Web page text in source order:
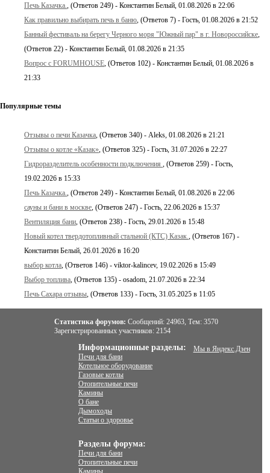
Печь Казачка.
, (Ответов 249) - Константин Белый, 01.08.2026 в 22:06
Как правильно выбирать печь в баню , (Ответов 7) - Гость, 01.08.2026 в 21:52
Банный фестиваль на берегу Черного моря "Южный пар" в г. Новороссийске
(Ответов 22) - Константин Белый, 01.08.2026 в 21:35
Вопрос с FORUMHOUSE , (Ответов 102) - Константин Белый, 01.08.2026 в
21:33
Популярные темы
Отзывы о печи Казачка , (Ответов 340) - Aleks, 01.08.2026 в 21:21
Отзывы о котле «Казак» , (Ответов 325) - Гость, 31.07.2026 в 22:27
Гидроразделитель особенности подключения
, (Ответов 259) - Гость,
19.02.2026 в 15:33
Печь Казачка.
, (Ответов 249) - Константин Белый, 01.08.2026 в 22:06
сауны и бани в москве , (Ответов 247) - Гость, 22.06.2026 в 15:37
Вентиляция бани , (Ответов 238) - Гость, 29.01.2026 в 15:48
Новый котел твердотопливный стальной (КТС) Казак.
, (Ответов 167) -
Константин Белый, 26.01.2026 в 16:20
выбор котла , (Ответов 146) - viktor-kalincev, 19.02.2026 в 15:49
Выбор топлива , (Ответов 135) - osadom, 21.07.2026 в 22:34
Печь Сахара отзывы , (Ответов 133) - Гость, 31.05.2025 в 11:05
Статистика форумов: Сообщений: 24963, Тем: 3570
Зарегистрированных участников: 2154
Мы в Яндекс.Дзен
Информационные разделы:
Печи для бани
Котельное оборудование
Газовые котлы
Отопительные печи
Камины
О бане
Дымоходы
Статьи о здоровье
Разделы форума:
Печи для бани
Отопительные печи
Камины